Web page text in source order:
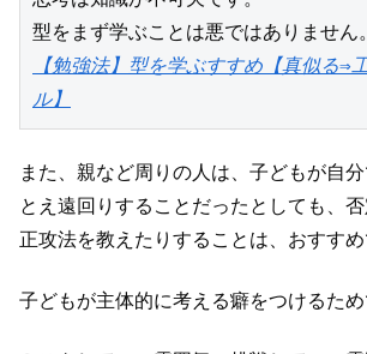
【勉強法】型を学ぶすすめ【真似る⇒
ル】
また、親など周りの人は、子どもが自
とえ遠回りすることだったとしても、
正攻法を教えたりすることは、おすすめ
子どもが主体的に考える癖をつけるため